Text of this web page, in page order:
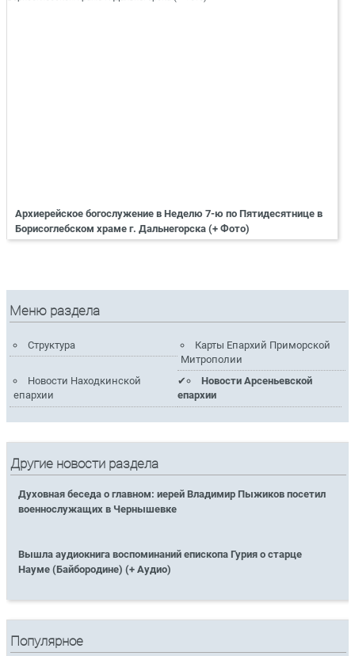
Архиерейское богослужение в Неделю 7-ю по Пятидесятнице в
Борисоглебском храме г. Дальнегорска (+ Фото)
Меню раздела
Структура
Карты Епархий Приморской
Митрополии
Новости Находкинской
епархии
Новости Арсеньевской
епархии
Другие новости раздела
Духовная беседа о главном: иерей Владимир Пыжиков посетил
военнослужащих в Чернышевке
Вышла аудиокнига воспоминаний епископа Гурия о старце
Науме (Байбородине) (+ Аудио)
Популярное